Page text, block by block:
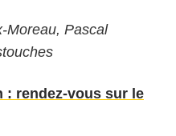
Moreau, Pascal
: rendez-vous sur le